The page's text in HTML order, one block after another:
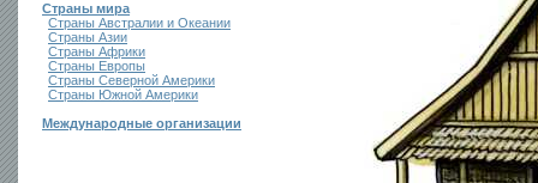
Страны мира
Страны Австралии и Океании
Страны Азии
Страны Африки
Страны Европы
Страны Северной Америки
Страны Южной Америки
Международные организации